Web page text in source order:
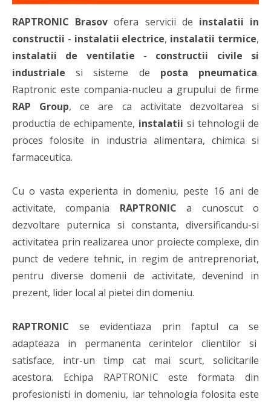
RAPTRONIC Brasov ofera servicii de instalatii in
constructii - instalatii electrice, instalatii termice,
instalatii de ventilatie - constructii civile si
industriale si sisteme de posta pneumatica.
Raptronic este compania-nucleu a grupului de firme
RAP Group, ce are ca activitate dezvoltarea si
productia de echipamente, instalatii si tehnologii de
proces folosite in industria alimentara, chimica si
farmaceutica.
Cu o vasta experienta in domeniu, peste 16 ani de
activitate, compania RAPTRONIC a cunoscut o
dezvoltare puternica si constanta, diversificandu-si
activitatea prin realizarea unor proiecte complexe, din
punct de vedere tehnic, in regim de antreprenoriat,
pentru diverse domenii de activitate, devenind in
prezent, lider local al pietei din domeniu.
RAPTRONIC se evidentiaza prin faptul ca se
adapteaza in permanenta cerintelor clientilor si
satisface, intr-un timp cat mai scurt, solicitarile
acestora. Echipa RAPTRONIC este formata din
profesionisti in domeniu, iar tehnologia folosita este